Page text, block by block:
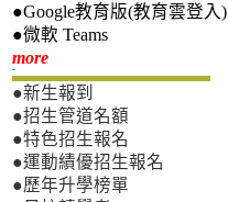
●Google教育版(教育雲登入)
●微軟 Teams
more新生專區
●新生報到
●招生管道名額
●特色招生報名
●運動績優招生報名
●歷年升學榜單